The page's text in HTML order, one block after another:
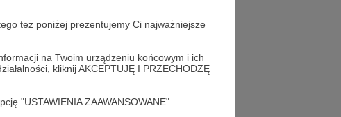
też poniżej prezentujemy Ci najważniejsze
na Twoim urządzeniu końcowym i ich
kliknij AKCEPTUJĘ I PRZECHODZĘ
"USTAWIENIA ZAAWANSOWANE".